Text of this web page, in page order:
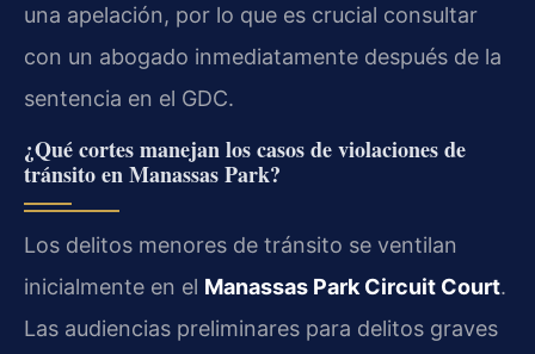
una apelación, por lo que es crucial consultar
con un abogado inmediatamente después de la
sentencia en el GDC.
¿Qué cortes manejan los casos de violaciones de
tránsito en Manassas Park?
Los delitos menores de tránsito se ventilan
inicialmente en el Manassas Park Circuit Court.
Las audiencias preliminares para delitos graves